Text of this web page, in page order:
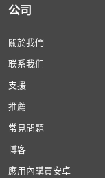
公司
關於我們
联系我们
支援
推薦
常見問題
博客
應用內購買安卓